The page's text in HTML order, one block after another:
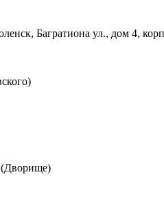
Багратиона ул., дом 4,
(Дворище)